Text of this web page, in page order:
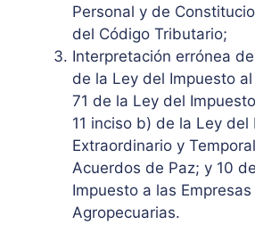
Personal y de
del Código Tributario;
Interpretación errónea
de la Ley del Impuesto
71 de la Ley del
11 inciso b) de la Ley del
Extraordinario y
Acuerdos de Paz; y 10
Impuesto a las
Agropecuarias.